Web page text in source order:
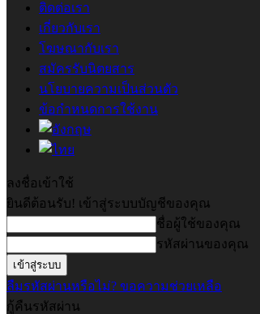
ติดต่อเรา
เกี่ยวกับเรา
โฆษณากับเรา
สมัครรับนิตยสาร
นโยบายความเป็นส่วนตัว
ข้อกำหนดการใช้งาน
ลงชื่อเข้าใช้
ยินดีต้อนรับ! เข้าสู่ระบบบัญชีของคุณ
ชื่อผู้ใช้ของคุณ
รหัสผ่านของคุณ
ลืมรหัสผ่านหรือไม่? ขอความช่วยเหลือ
กู้คืนรหัสผ่าน